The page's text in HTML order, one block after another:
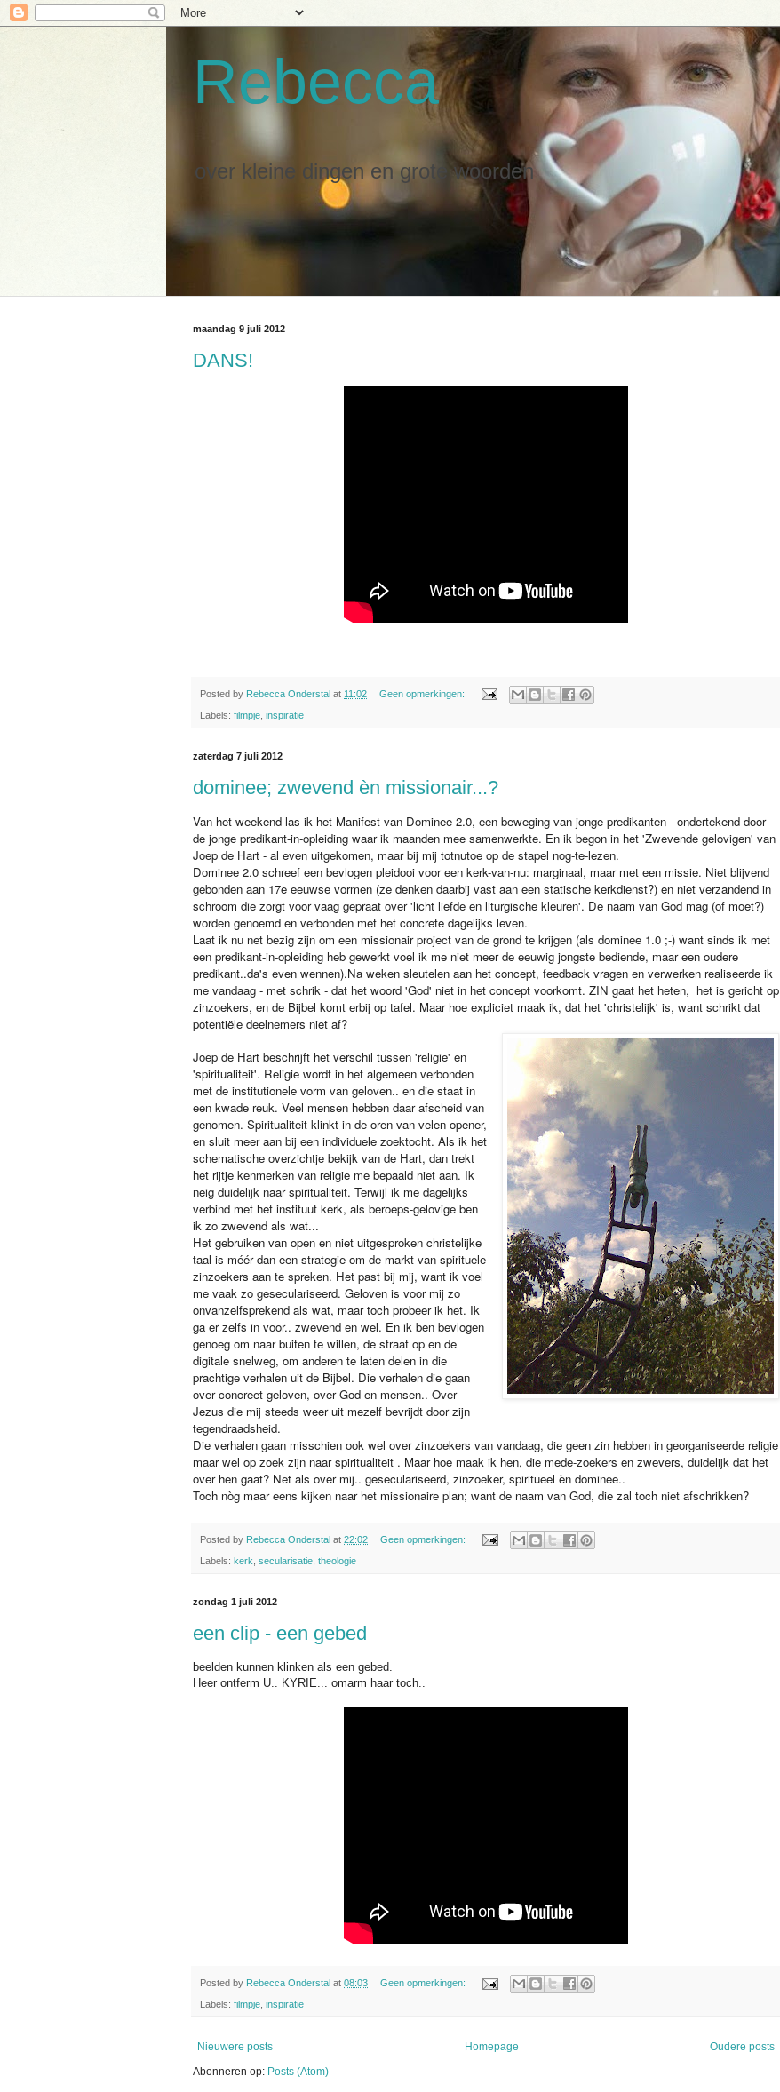
Rebecca
over kleine dingen en grote woorden
maandag 9 juli 2012
DANS!
Posted by Rebecca Onderstal at 11:02 Geen opmerkingen:
Labels: filmpje inspiratie
zaterdag 7 juli 2012
dominee; zwevend èn missionair...?
Van het weekend las ik het Manifest van Dominee 2.0, een beweging van jonge predikanten - ondertekend door
de jonge predikant-in-opleiding waar ik maanden mee samenwerkte. En ik begon in het 'Zwevende gelovigen' van
Joep de Hart - al even uitgekomen, maar bij mij totnutoe op de stapel nog-te-lezen.
Dominee 2.0 schreef een bevlogen pleidooi voor een kerk-van-nu: marginaal, maar met een missie. Niet blijvend
gebonden aan 17e eeuwse vormen (ze denken daarbij vast aan een statische kerkdienst?) en niet verzandend in
schroom die zorgt voor vaag gepraat over 'licht liefde en liturgische kleuren'. De naam van God mag (of moet?)
worden genoemd en verbonden met het concrete dagelijks leven.
Laat ik nu net bezig zijn om een missionair project van de grond te krijgen (als dominee 1.0 ;-) want sinds ik met
een predikant-in-opleiding heb gewerkt voel ik me niet meer de eeuwig jongste bediende, maar een oudere
predikant..da's even wennen).Na weken sleutelen aan het concept, feedback vragen en verwerken realiseerde ik
me vandaag - met schrik - dat het woord 'God' niet in het concept voorkomt. ZIN gaat het heten, het is gericht op
zinzoekers, en de Bijbel komt erbij op tafel. Maar hoe expliciet maak ik, dat het 'christelijk' is, want schrikt dat
potentiële deelnemers niet af?
Joep de Hart beschrijft het verschil tussen 'religie' en
'spiritualiteit'. Religie wordt in het algemeen verbonden
met de institutionele vorm van geloven.. en die staat in
een kwade reuk. Veel mensen hebben daar afscheid van
genomen. Spiritualiteit klinkt in de oren van velen opener,
en sluit meer aan bij een individuele zoektocht. Als ik het
schematische overzichtje bekijk van de Hart, dan trekt
het rijtje kenmerken van religie me bepaald niet aan. Ik
neig duidelijk naar spiritualiteit. Terwijl ik me dagelijks
verbind met het instituut kerk, als beroeps-gelovige ben
ik zo zwevend als wat...
Het gebruiken van open en niet uitgesproken christelijke
taal is méér dan een strategie om de markt van spirituele
zinzoekers aan te spreken. Het past bij mij, want ik voel
me vaak zo geseculariseerd. Geloven is voor mij zo
onvanzelfsprekend als wat, maar toch probeer ik het. Ik
ga er zelfs in voor.. zwevend en wel. En ik ben bevlogen
genoeg om naar buiten te willen, de straat op en de
digitale snelweg, om anderen te laten delen in die
prachtige verhalen uit de Bijbel. Die verhalen die gaan
over concreet geloven, over God en mensen.. Over
Jezus die mij steeds weer uit mezelf bevrijdt door zijn
tegendraadsheid.
Die verhalen gaan misschien ook wel over zinzoekers van vandaag, die geen zin hebben in georganiseerde religie
maar wel op zoek zijn naar spiritualiteit . Maar hoe maak ik hen, die mede-zoekers en zwevers, duidelijk dat het
over hen gaat? Net als over mij.. geseculariseerd, zinzoeker, spiritueel èn dominee..
Toch nòg maar eens kijken naar het missionaire plan; want de naam van God, die zal toch niet afschrikken?
Posted by Rebecca Onderstal at 22:02 Geen opmerkingen:
Labels: kerk secularisatie theologie
zondag 1 juli 2012
een clip - een gebed
beelden kunnen klinken als een gebed.
Heer ontferm U.. KYRIE... omarm haar toch..
Posted by Rebecca Onderstal at 08:03 Geen opmerkingen:
Labels: filmpje inspiratie
Nieuwere posts Oudere posts
Homepage
Abonneren op: Posts (Atom)